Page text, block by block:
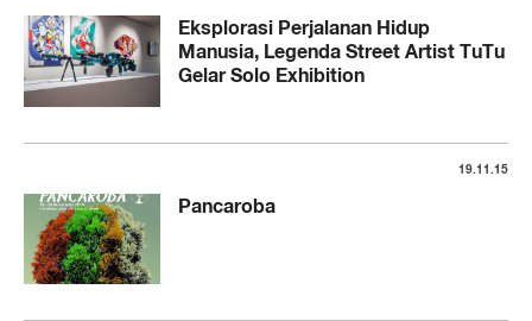
Eksplorasi Perjalanan Hidup
Manusia, Legenda Street Artist TuTu
Gelar Solo Exhibition
19.11.15
Pancaroba